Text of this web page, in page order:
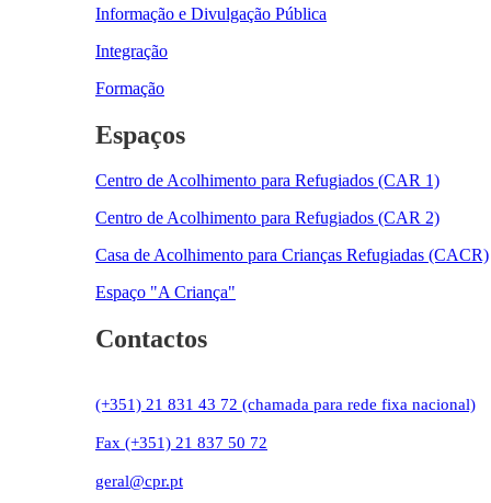
Informação e Divulgação Pública
Integração
Formação
Espaços
Centro de Acolhimento para Refugiados (CAR 1)
Centro de Acolhimento para Refugiados (CAR 2)
Casa de Acolhimento para Crianças Refugiadas (CACR)
Espaço "A Criança"
Contactos
(+351) 21 831 43 72 (chamada para rede fixa nacional)
Fax (+351) 21 837 50 72
geral@cpr.pt